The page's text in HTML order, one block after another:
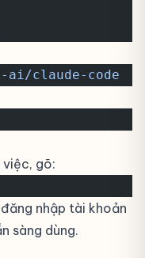
ai/claude-code
việc, gõ:
nhập tài khoản
sàng dùng.